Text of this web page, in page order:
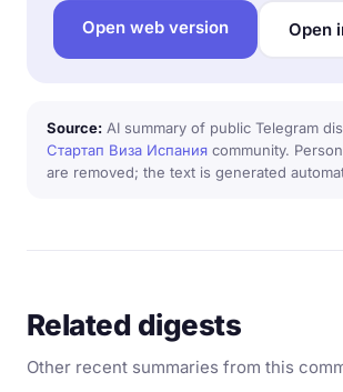
Open web version Open
Source: AI summary of public Telegram
Стартап Виза Испания community.
are removed; the text is generated
Related digests
Other recent summaries from this